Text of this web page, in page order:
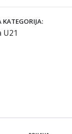
KATEGORIJA:
U21